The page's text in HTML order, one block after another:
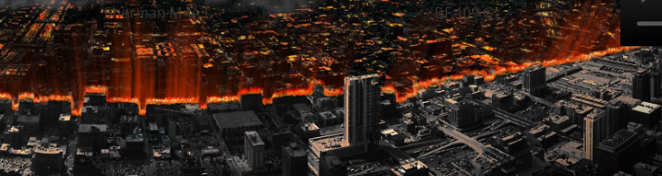
Sherman M4A3 BF 109 G